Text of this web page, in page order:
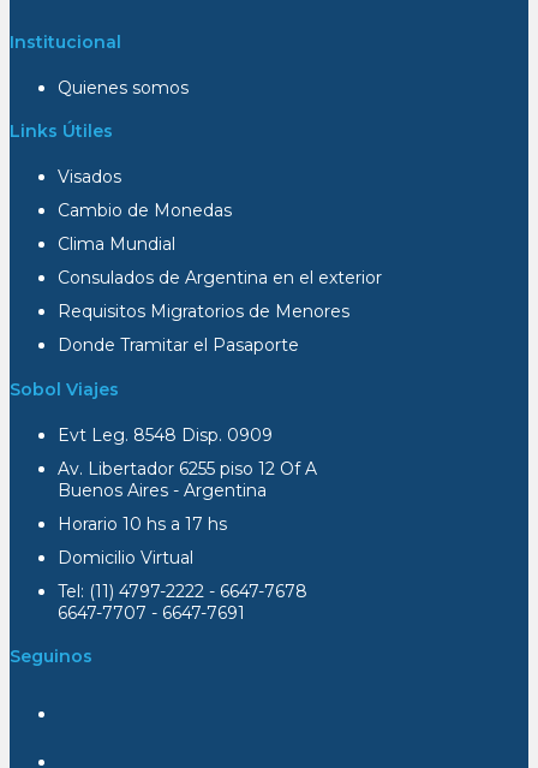
Institucional
Quienes somos
Links Útiles
Visados
Cambio de Monedas
Clima Mundial
Consulados de Argentina en el exterior
Requisitos Migratorios de Menores
Donde Tramitar el Pasaporte
Sobol Viajes
Evt Leg. 8548 Disp. 0909
Av. Libertador 6255 piso 12 Of A
Buenos Aires - Argentina
Horario 10 hs a 17 hs
Domicilio Virtual
Tel: (11) 4797-2222 - 6647-7678
6647-7707 - 6647-7691
Seguinos